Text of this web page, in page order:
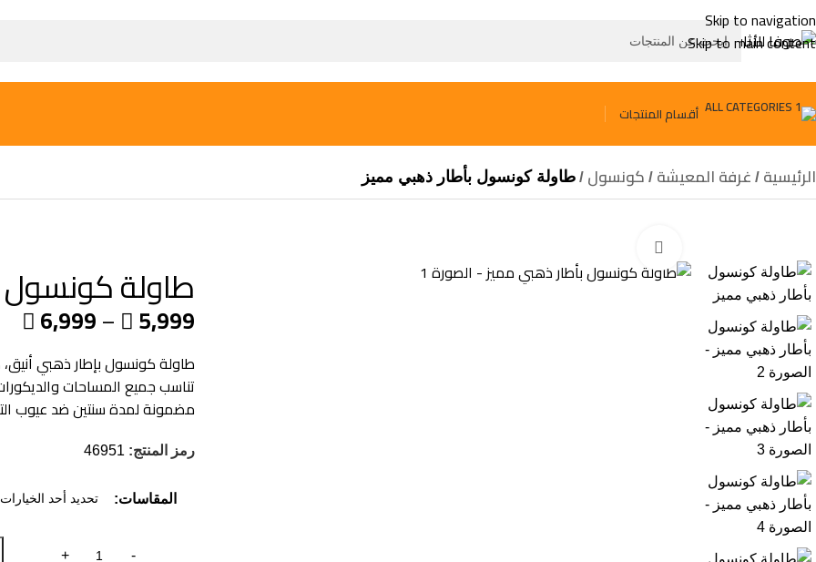
Skip to navigation
Skip to main content
أقسام المنتجات
الرئيسية غرفة المعيشة كونسول طاولة كونسول بأطار ذهبي مميز
طاولة كونسول
 5,999
–
 6,999
طاولة كونسول بإطار ذهبي
تناسب جميع المساحات
مضمونة لمدة سنتين ضد عيوب
رمز المنتج: 46951
المقاسات